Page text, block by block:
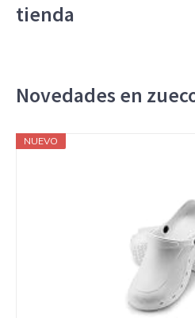
tienda
Novedades en
NUEVO